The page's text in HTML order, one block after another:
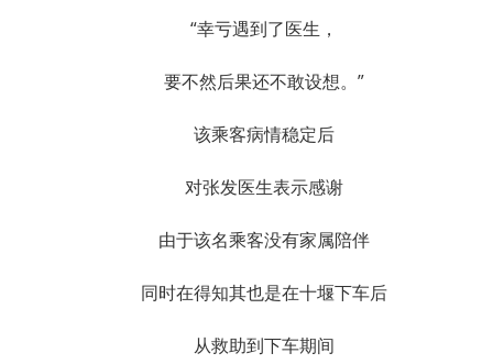
“幸亏遇到了医生，
要不然后果还不敢设想。”
该乘客病情稳定后
对张发医生表示感谢
由于该名乘客没有家属陪伴
同时在得知其也是在十堰下车后
从救助到下车期间